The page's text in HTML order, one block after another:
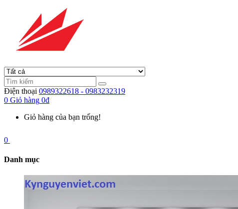
Điện thoại 0989322618 - 0983232319
0 Giỏ hàng 0đ
Giỏ hàng của bạn trống!
0
Danh mục